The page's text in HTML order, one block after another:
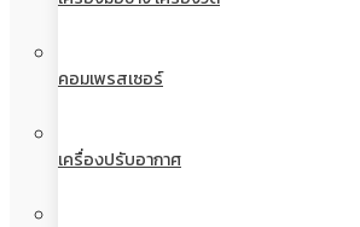
คอมเพรสเซอร์
เครื่องปรับอากาศ